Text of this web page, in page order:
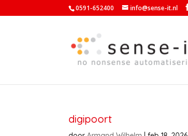
0591-652400 info@sense-it.nl
digipoort